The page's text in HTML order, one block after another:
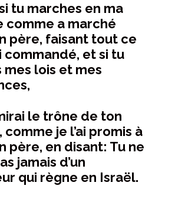
tu marches en ma
comme a marché
père, faisant tout ce
commandé, et si tu
mes lois et mes
le trône de ton
comme je l’ai promis à
père, en disant: Tu ne
jamais d’un
qui règne en Israël.